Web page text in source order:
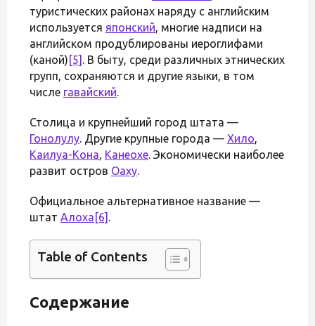
туристических районах наряду с английским
используется японский, многие надписи на
английском продублированы иероглифами
(каной) [5] . В быту, среди различных этнических
групп, сохраняются и другие языки, в том
числе гавайский.
Столица и крупнейший город штата —
Гонолулу. Другие крупные города — Хило,
Каилуа-Кона, Канеохе. Экономически наиболее
развит остров Оаху.
Официальное альтернативное название —
штат Алоха [6] .
Table of Contents
Содержание